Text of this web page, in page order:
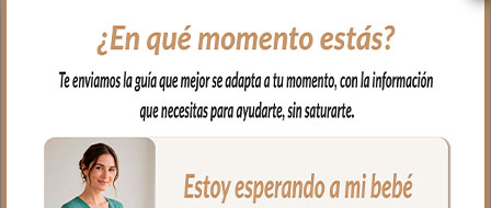
Para proteger el colchón de tu capazo o
darle un toque especial, las bajeras
universales para colchón estampadas es
el complemento que necesitas.
En tejido piqué bordado; un piqué de
algodón, se ajusta al colchón mediante